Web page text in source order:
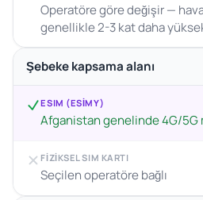
Operatöre göre değişir —
genellikle 2-3 kat daha
Şebeke kapsama alanı
ESIM (ESIMY)
Afganistan genelinde 4G/5G
FIZIKSEL SIM KARTI
Seçilen operatöre bağlı